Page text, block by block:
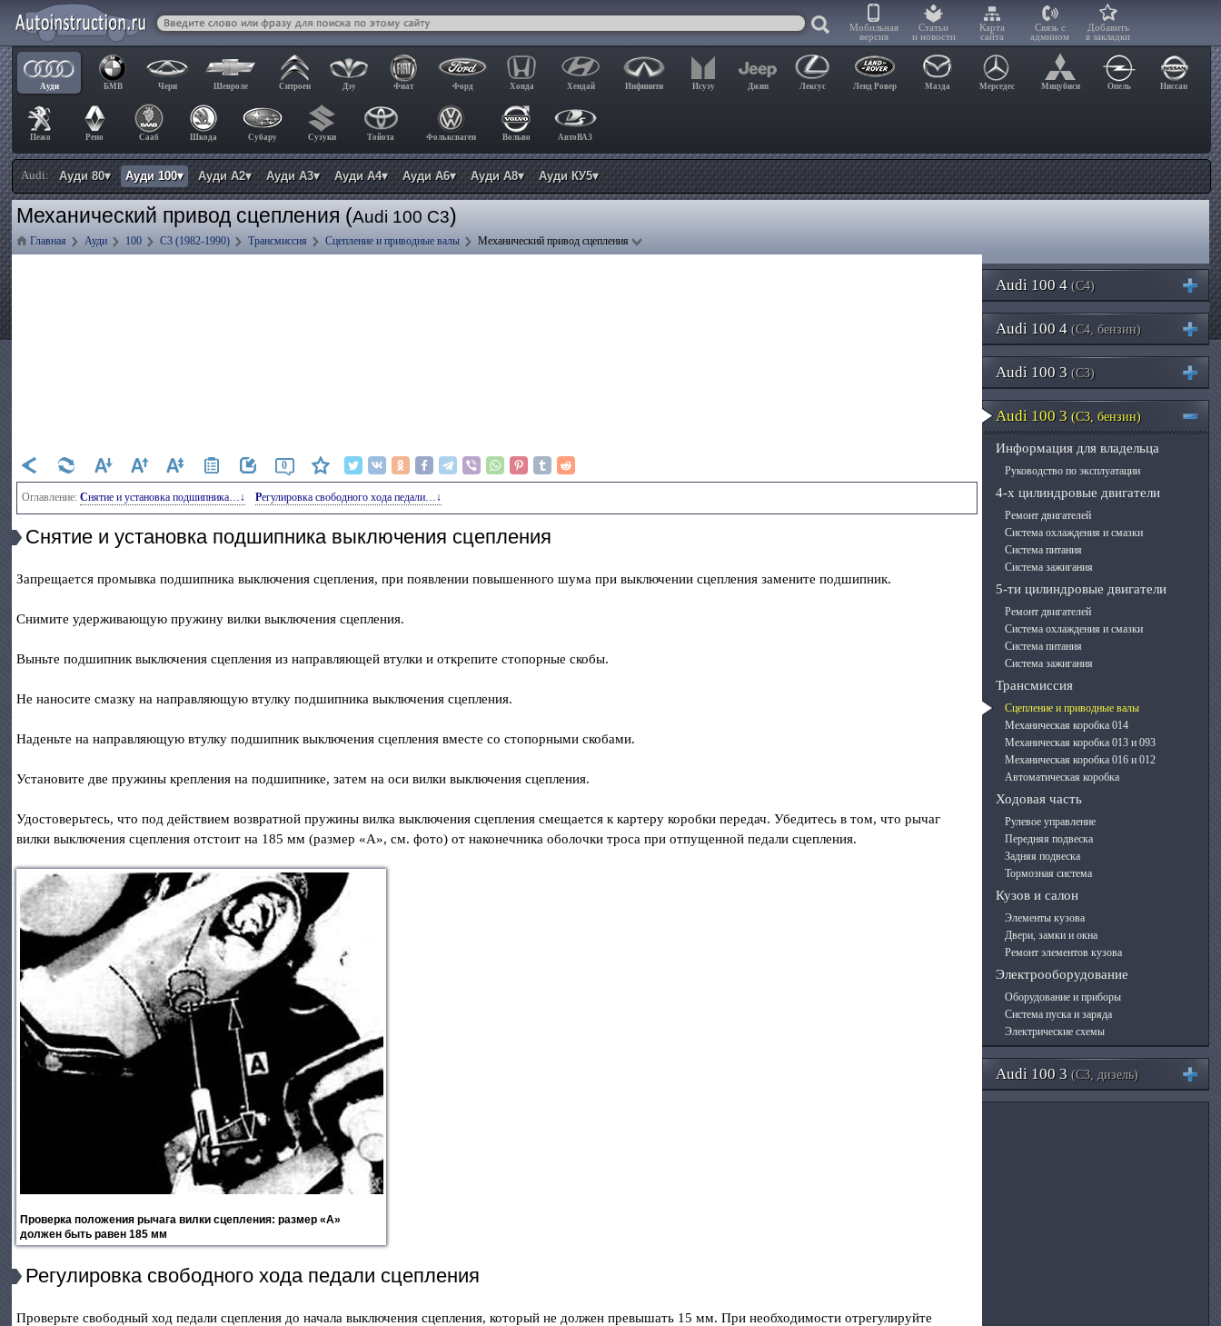
Мобильная
версия
Статьи
и новости
Карта
сайта
Связь с
админом
Добавить
в закладки
Ауди БМВ Чери Шевроле Ситроен Дэу Фиат Форд Хонда Хендай Инфинити Исузу Джип Лексус Ленд Ровер Мазда Мерседес Мицубиси Опель Ниссан
Пежо Рено Сааб Шкода Субару Сузуки Тойота Фольксваген Вольво АвтоВАЗ
Audi: Ауди 80▾ Ауди 100▾ Ауди А2▾ Ауди А3▾ Ауди А4▾ Ауди А6▾ Ауди А8▾ Ауди КУ5▾
Механический привод сцепления (Audi 100 C3)
Главная Ауди 100 C3 (1982-1990) Трансмиссия Сцепление и приводные валы Механический привод сцепления
0
Оглавление: Снятие и установка подшипника…↓ Регулировка свободного хода педали…↓
Снятие и установка подшипника выключения сцепления
Запрещается промывка подшипника выключения сцепления, при появлении повышенного шума при выключении сцепления замените подшипник.
Снимите удерживающую пружину вилки выключения сцепления.
Выньте подшипник выключения сцепления из направляющей втулки и открепите стопорные скобы.
Не наносите смазку на направляющую втулку подшипника выключения сцепления.
Наденьте на направляющую втулку подшипник выключения сцепления вместе со стопорными скобами.
Установите две пружины крепления на подшипнике, затем на оси вилки выключения сцепления.
Удостоверьтесь, что под действием возвратной пружины вилка выключения сцепления смещается к картеру коробки передач. Убедитесь в том, что рычаг
вилки выключения сцепления отстоит на 185 мм (размер «А», см. фото) от наконечника оболочки троса при отпущенной педали сцепления.
Проверка положения рычага вилки сцепления: размер «А»
должен быть равен 185 мм
Регулировка свободного хода педали сцепления
Проверьте свободный ход педали сцепления до начала выключения сцепления, который не должен превышать 15 мм. При необходимости отрегулируйте
Audi 100 4 (C4)
Audi 100 4 (C4, бензин)
Audi 100 3 (C3)
Audi 100 3 (C3, бензин)
Информация для владельца
Руководство по эксплуатации
4-х цилиндровые двигатели
Ремонт двигателей
Система охлаждения и смазки
Система питания
Система зажигания
5-ти цилиндровые двигатели
Ремонт двигателей
Система охлаждения и смазки
Система питания
Система зажигания
Трансмиссия
Сцепление и приводные валы
Механическая коробка 014
Механическая коробка 013 и 093
Механическая коробка 016 и 012
Автоматическая коробка
Ходовая часть
Рулевое управление
Передняя подвеска
Задняя подвеска
Тормозная система
Кузов и салон
Элементы кузова
Двери, замки и окна
Ремонт элементов кузова
Электрооборудование
Оборудование и приборы
Система пуска и заряда
Электрические схемы
Audi 100 3 (C3, дизель)